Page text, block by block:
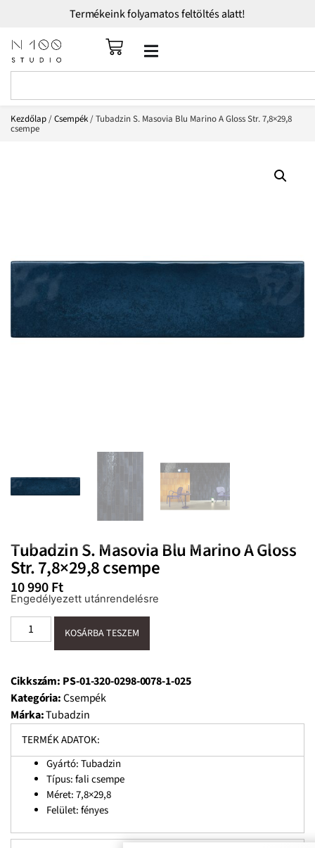
Termékeink folyamatos feltöltés alatt!
Kezdőlap/Csempék/ Tubadzin S. Masovia Blu Marino A Gloss Str. 7,8×29,8
csempe
Tubadzin S. Masovia Blu Marino A Gloss
Str. 7,8×29,8 csempe
10 990Ft
Engedélyezett utánrendelésre
KOSÁRBA TESZEM
Cikkszám: PS-01-320-0298-0078-1-025
Kategória:Csempék
Márka:Tubadzin
TERMÉK ADATOK:
Gyártó: Tubadzin
Típus: fali csempe
Méret: 7,8×29,8
Felület: fényes